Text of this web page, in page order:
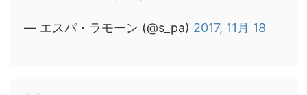
— エスパ・ラモーン (@s_pa) 2017, 11月 18